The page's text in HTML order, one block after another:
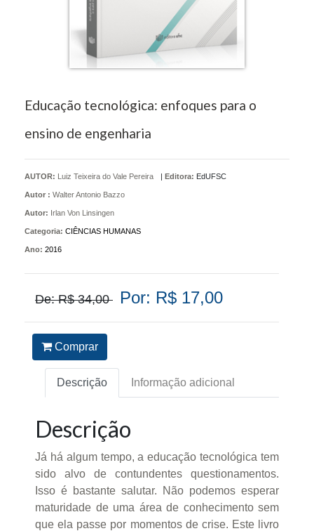
Educação tecnológica: enfoques para o
ensino de engenharia
AUTOR: Luiz Teixeira do Vale Pereira
Autor : Walter Antonio Bazzo
Autor: Irlan Von Linsingen
| Editora: EdUFSC
Categoria: CIÊNCIAS HUMANAS
Ano: 2016
De: R$ 34,00 Por: R$ 17,00
Comprar
Descrição Informação adicional
Descrição
Já há algum tempo, a educação tecnológica tem
sido alvo de contundentes questionamentos.
Isso é bastante salutar. Não podemos esperar
maturidade de uma área de conhecimento sem
que ela passe por momentos de crise. Este livro